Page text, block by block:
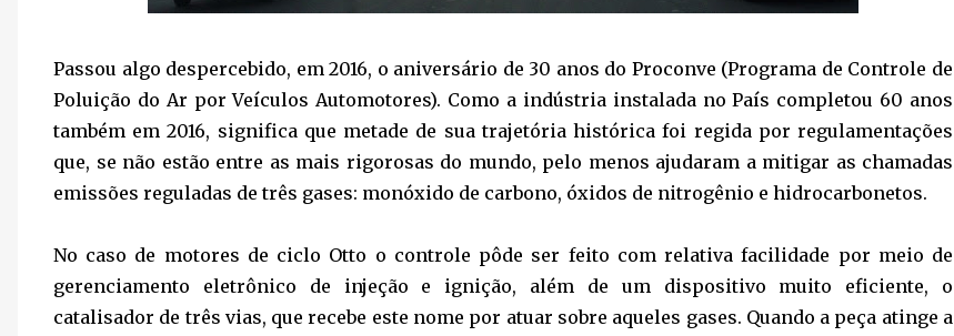
Passou algo despercebido, em 2016, o aniversário de 30 anos do Proconve (Programa de Controle de
Poluição do Ar por Veículos Automotores). Como a indústria instalada no País completou 60 anos
também em 2016, significa que metade de sua trajetória histórica foi regida por regulamentações
que, se não estão entre as mais rigorosas do mundo, pelo menos ajudaram a mitigar as chamadas
emissões reguladas de três gases: monóxido de carbono, óxidos de nitrogênio e hidrocarbonetos.
No caso de motores de ciclo Otto o controle pôde ser feito com relativa facilidade por meio de
gerenciamento eletrônico de injeção e ignição, além de um dispositivo muito eficiente, o
catalisador de três vias, que recebe este nome por atuar sobre aqueles gases. Quando a peça atinge a